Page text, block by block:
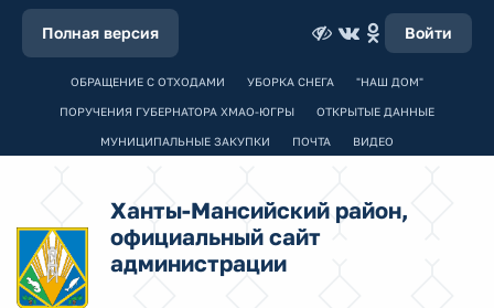
Полная версия Войти
ОБРАЩЕНИЕ С ОТХОДАМИ УБОРКА СНЕГА "НАШ ДОМ"
ПОРУЧЕНИЯ ГУБЕРНАТОРА ХМАО-ЮГРЫ ОТКРЫТЫЕ ДАННЫЕ
МУНИЦИПАЛЬНЫЕ ЗАКУПКИ ПОЧТА ВИДЕО
Ханты-Мансийский район,
официальный сайт
администрации